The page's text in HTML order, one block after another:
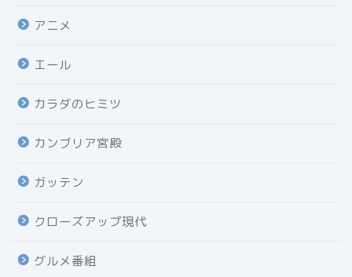
アニメ
エール
カラダのヒミツ
カンブリア宮殿
ガッテン
クローズアップ現代
グルメ番組